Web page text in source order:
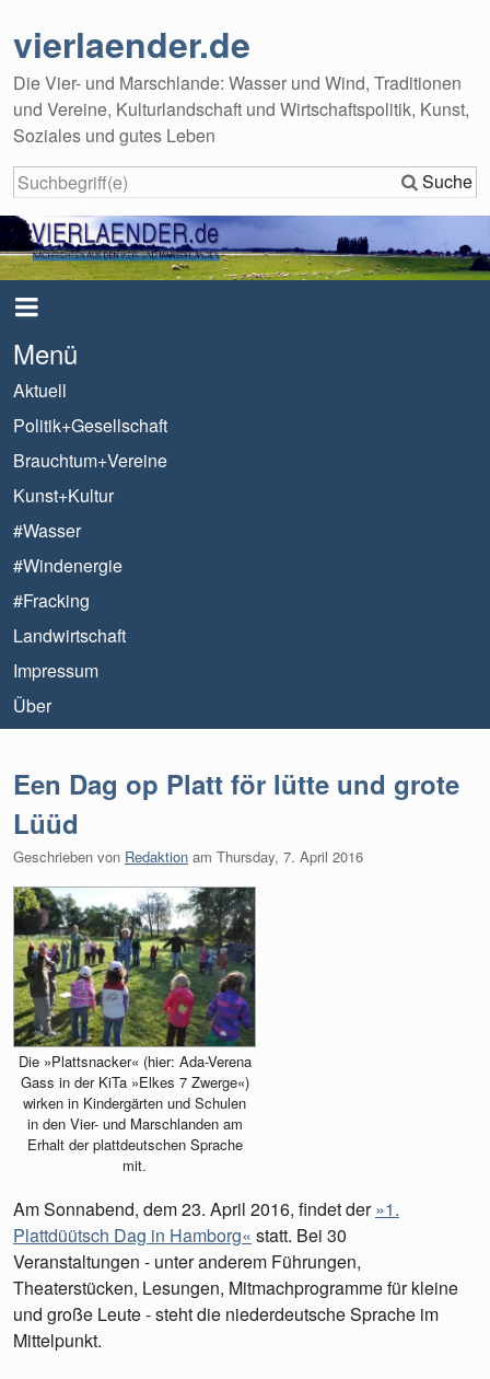
vierlaender.de
Die Vier- und Marschlande: Wasser und Wind, Traditionen
und Vereine, Kulturlandschaft und Wirtschaftspolitik, Kunst,
Soziales und gutes Leben
Suche
Menü
Aktuell
Politik+Gesellschaft
Brauchtum+Vereine
Kunst+Kultur
#Wasser
#Windenergie
#Fracking
Landwirtschaft
Impressum
Über
Een Dag op Platt för lütte und grote
Lüüd
Geschrieben von Redaktion am Thursday, 7. April 2016
Die »Plattsnacker« (hier: Ada-Verena
Gass in der KiTa »Elkes 7 Zwerge«)
wirken in Kindergärten und Schulen
in den Vier- und Marschlanden am
Erhalt der plattdeutschen Sprache
mit.
Am Sonnabend, dem 23. April 2016, findet der»1.
Plattdüütsch Dag in Hamborg« statt. Bei 30
Veranstaltungen - unter anderem Führungen,
Theaterstücken, Lesungen, Mitmachprogramme für kleine
und große Leute - steht die niederdeutsche Sprache im
Mittelpunkt.